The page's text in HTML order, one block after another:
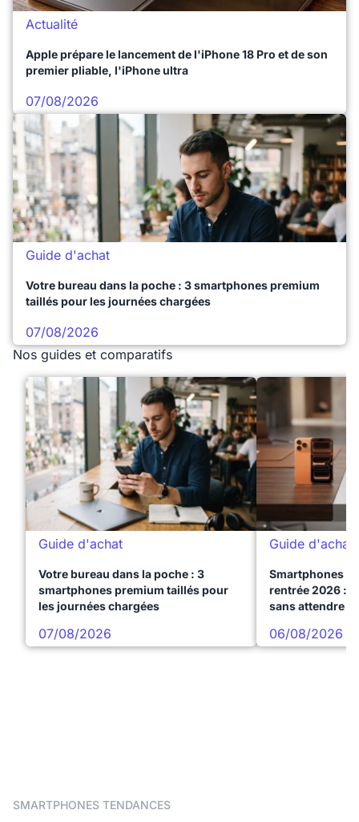
Actualité
Apple prépare le lancement de l'iPhone 18 Pro et de son
premier pliable, l'iPhone ultra
07/08/2026
Guide d'achat
Votre bureau dans la poche : 3 smartphones premium
taillés pour les journées chargées
07/08/2026
Nos guides et comparatifs
Guide d'achat
Votre bureau dans la poche : 3
smartphones premium taillés pour
les journées chargées
07/08/2026
Guide d'achat
Smartphones
rentrée 2026 :
sans attendre
06/08/2026
SMARTPHONES TENDANCES